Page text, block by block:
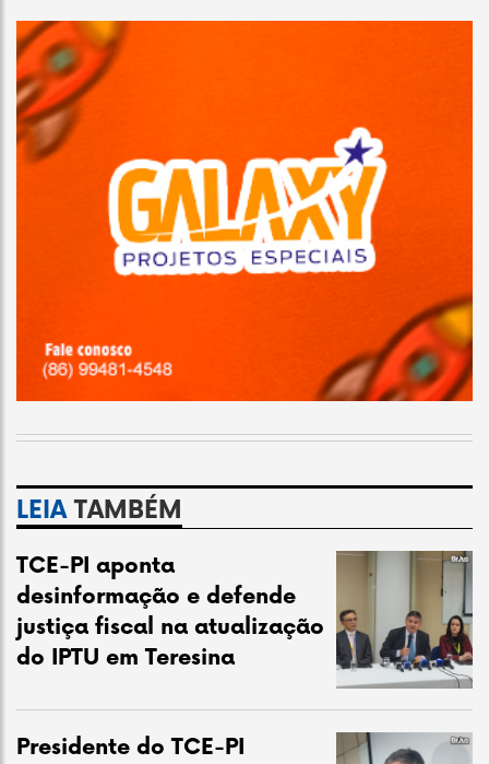
LEIATAMBÉM
TCE-PI aponta
desinformação e defende
justiça fiscal na atualização
do IPTU em Teresina
Presidente do TCE-PI